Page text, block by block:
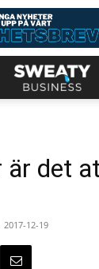
är det
2017-12-19